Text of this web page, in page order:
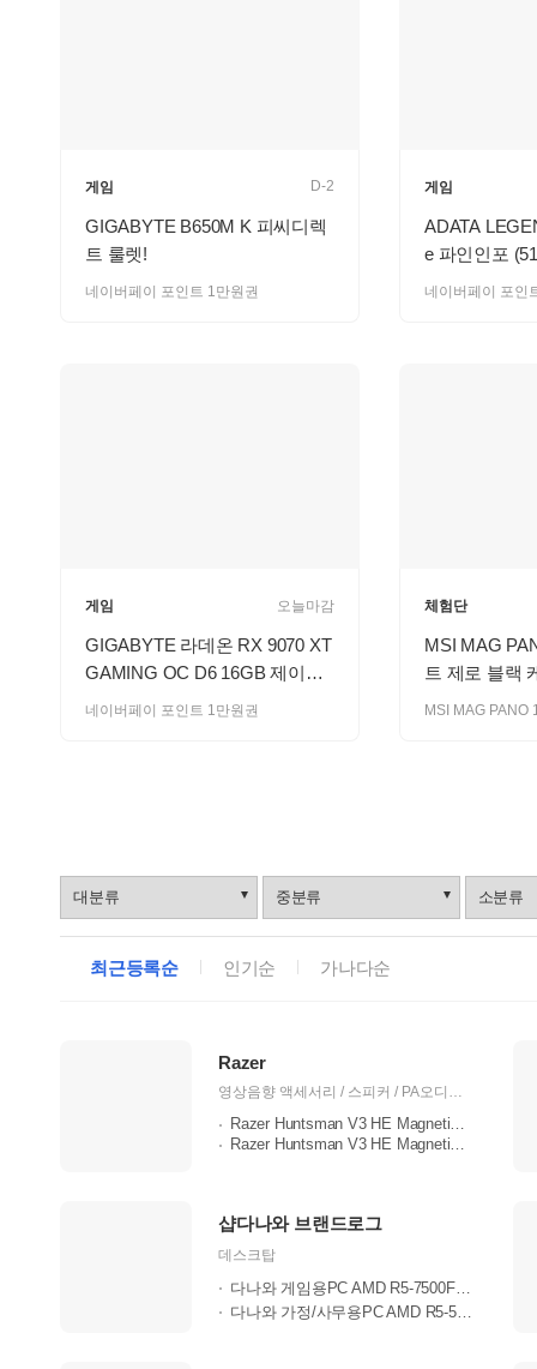
게임 D-2
GIGABYTE B650M K 피씨디렉
트 룰렛!
네이버페이 포인트 1만원권
게임
ADATA
e 파인인포
네이버페이 포인
게임 오늘마감
GIGABYTE 라데온 RX 9070 XT
GAMING OC D6 16GB 제이씨
현 룰렛!
네이버페이 포인트 1만원권
체험단
MSI MAG
트 제로 블랙
랜
최근등록순 인기순 가나다순
Razer
영상음향 액세서리 / 스피커 / PA오디오 / 헤드폰/이어폰 / PC헤드셋 / 노트북 / 노트북 주변기기 / 그래픽카드 / 케이스 / 키보드 / 마우스 / 컨트롤러 / 영상/TV/PC캠 / 게임주변기기 / 가방 / 의자
Razer Huntsman V3 HE Magnetic Mini 6..
Razer Huntsman V3 HE Magnetic TKL
샵다나와 브랜드로그
데스크탑
다나와 게임용PC AMD R5-7500F RTX3050..
다나와 가정/사무용PC AMD R5-5500GT ..